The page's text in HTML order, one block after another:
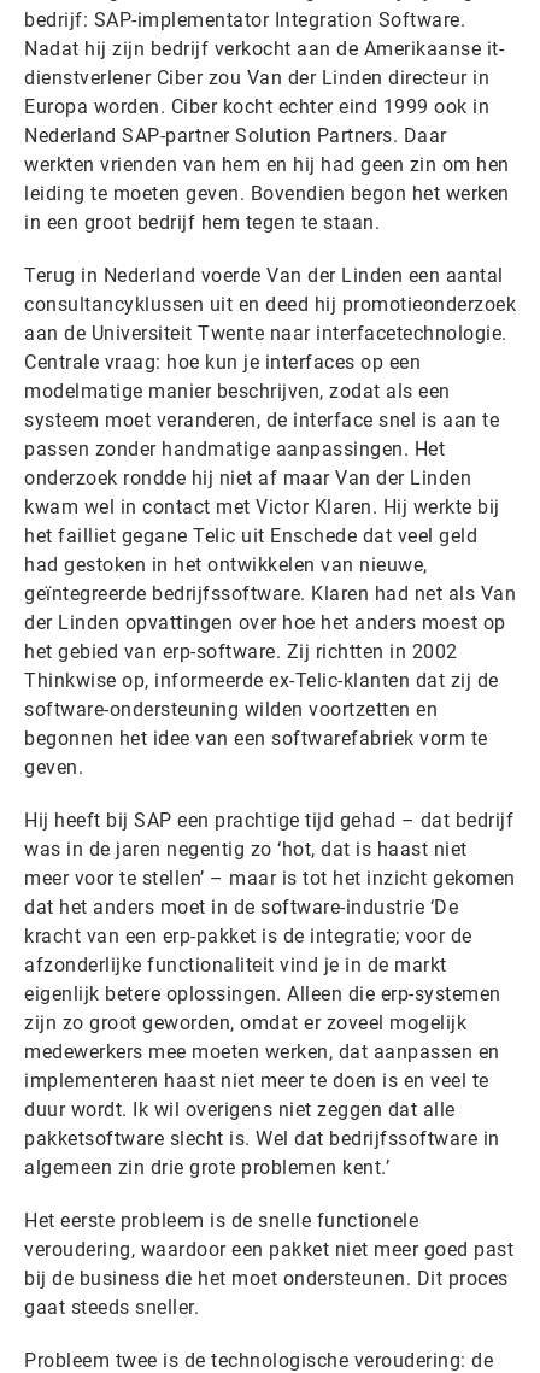
bedrijf: SAP-implementator Integration Software.
Nadat hij zijn bedrijf verkocht aan de Amerikaanse it-
dienstverlener Ciber zou Van der Linden directeur in
Europa worden. Ciber kocht echter eind 1999 ook in
Nederland SAP-partner Solution Partners. Daar
werkten vrienden van hem en hij had geen zin om hen
leiding te moeten geven. Bovendien begon het werken
in een groot bedrijf hem tegen te staan.
Terug in Nederland voerde Van der Linden een aantal
consultancyklussen uit en deed hij promotieonderzoek
aan de Universiteit Twente naar interfacetechnologie.
Centrale vraag: hoe kun je interfaces op een
modelmatige manier beschrijven, zodat als een
systeem moet veranderen, de interface snel is aan te
passen zonder handmatige aanpassingen. Het
onderzoek rondde hij niet af maar Van der Linden
kwam wel in contact met Victor Klaren. Hij werkte bij
het failliet gegane Telic uit Enschede dat veel geld
had gestoken in het ontwikkelen van nieuwe,
geïntegreerde bedrijfssoftware. Klaren had net als Van
der Linden opvattingen over hoe het anders moest op
het gebied van erp-software. Zij richtten in 2002
Thinkwise op, informeerde ex-Telic-klanten dat zij de
software-ondersteuning wilden voortzetten en
begonnen het idee van een softwarefabriek vorm te
geven.
Hij heeft bij SAP een prachtige tijd gehad – dat bedrijf
was in de jaren negentig zo ‘hot, dat is haast niet
meer voor te stellen’ – maar is tot het inzicht gekomen
dat het anders moet in de software-industrie ‘De
kracht van een erp-pakket is de integratie; voor de
afzonderlijke functionaliteit vind je in de markt
eigenlijk betere oplossingen. Alleen die erp-systemen
zijn zo groot geworden, omdat er zoveel mogelijk
medewerkers mee moeten werken, dat aanpassen en
implementeren haast niet meer te doen is en veel te
duur wordt. Ik wil overigens niet zeggen dat alle
pakketsoftware slecht is. Wel dat bedrijfssoftware in
algemeen zin drie grote problemen kent.’
Het eerste probleem is de snelle functionele
veroudering, waardoor een pakket niet meer goed past
bij de business die het moet ondersteunen. Dit proces
gaat steeds sneller.
Probleem twee is de technologische veroudering: de